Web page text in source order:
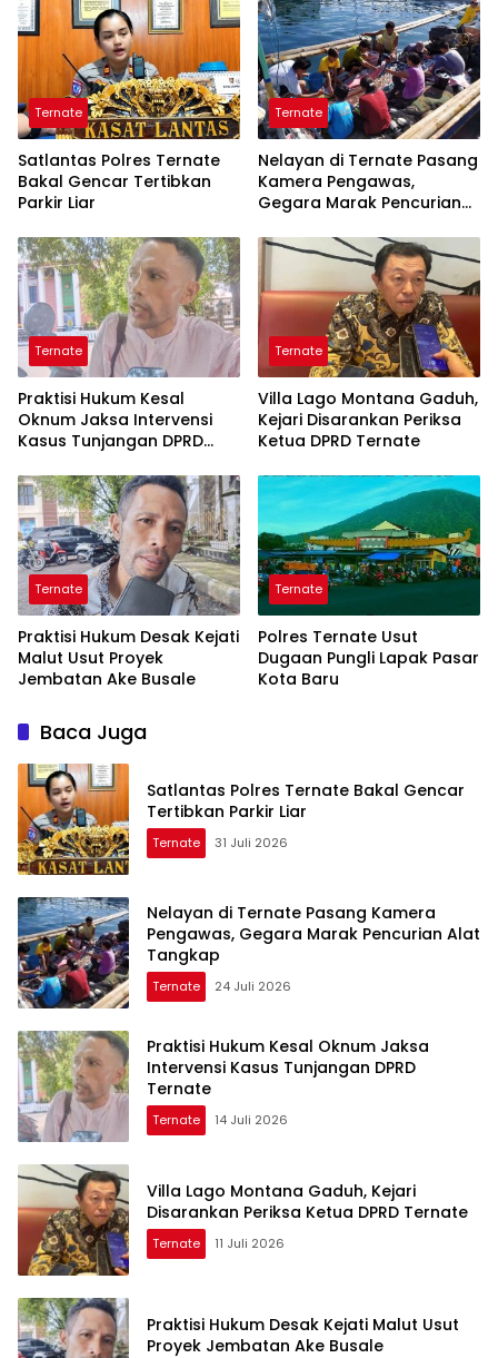
Ternate
Satlantas Polres Ternate
Bakal Gencar Tertibkan
Parkir Liar
Ternate
Nelayan di Ternate Pasang
Kamera Pengawas,
Gegara Marak Pencurian
Ternate
Praktisi Hukum Kesal
Oknum Jaksa Intervensi
Kasus Tunjangan DPRD
Ternate
Villa Lago Montana Gaduh,
Kejari Disarankan Periksa
Ketua DPRD Ternate
Ternate
Praktisi Hukum Desak Kejati
Malut Usut Proyek
Jembatan Ake Busale
Ternate
Polres Ternate Usut
Dugaan Pungli Lapak Pasar
Kota Baru
Baca Juga
Satlantas Polres Ternate Bakal Gencar
Tertibkan Parkir Liar
Ternate 31 Juli 2026
Nelayan di Ternate Pasang Kamera
Pengawas, Gegara Marak Pencurian Alat
Tangkap
Ternate 24 Juli 2026
Praktisi Hukum Kesal Oknum Jaksa
Intervensi Kasus Tunjangan DPRD
Ternate
Ternate 14 Juli 2026
Villa Lago Montana Gaduh, Kejari
Disarankan Periksa Ketua DPRD Ternate
Ternate 11 Juli 2026
Praktisi Hukum Desak Kejati Malut Usut
Proyek Jembatan Ake Busale